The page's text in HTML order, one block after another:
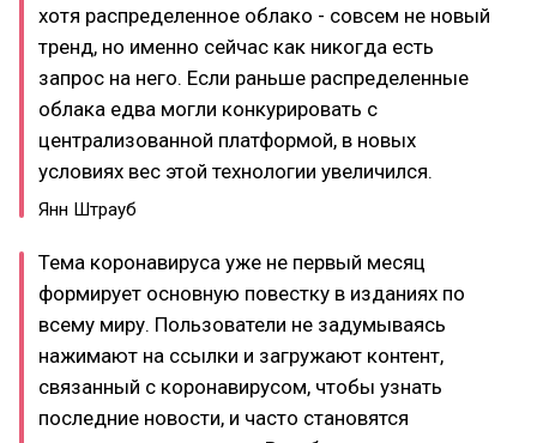
хотя распределенное облако - совсем не новый
тренд, но именно сейчас как никогда есть
запрос на него. Если раньше распределенные
облака едва могли конкурировать с
централизованной платформой, в новых
условиях вес этой технологии увеличился.
Янн Штрауб
Тема коронавируса уже не первый месяц
формирует основную повестку в изданиях по
всему миру. Пользователи не задумываясь
нажимают на ссылки и загружают контент,
связанный с коронавирусом, чтобы узнать
последние новости, и часто становятся